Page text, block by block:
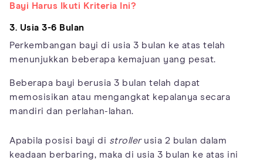
Bayi Harus Ikuti Kriteria Ini?
3. Usia 3-6 Bulan
Perkembangan bayi di usia 3 bulan ke atas telah
menunjukkan beberapa kemajuan yang pesat.
Beberapa bayi berusia 3 bulan telah dapat
memosisikan atau mengangkat kepalanya secara
mandiri dan perlahan-lahan.
Apabila posisi bayi di strollerusia 2 bulan dalam
keadaan berbaring, maka di usia 3 bulan ke atas ini